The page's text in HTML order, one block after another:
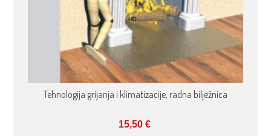
Tehnologija grijanja i klimatizacije, radna bilježnica
15,50 €